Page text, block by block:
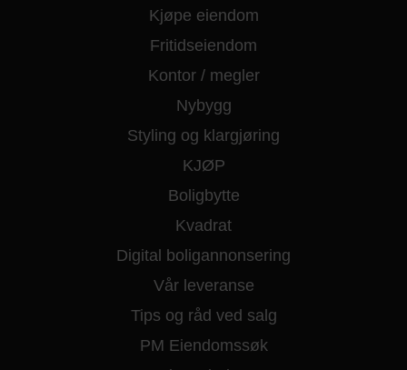
Kjøpe eiendom
Fritidseiendom
Kontor / megler
Nybygg
Styling og klargjøring
KJØP
Boligbytte
Kvadrat
Digital boligannonsering
Vår leveranse
Tips og råd ved salg
PM Eiendomssøk